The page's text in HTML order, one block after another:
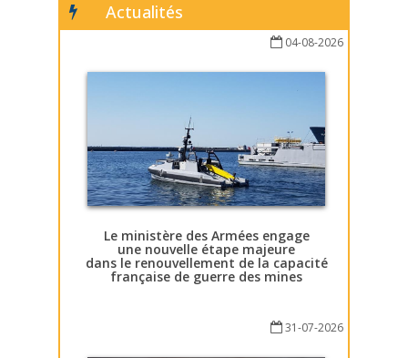
Actualités
04-08-2026
Le ministère des Armées engage
une nouvelle étape majeure
dans le renouvellement de la capacité
française de guerre des mines
31-07-2026